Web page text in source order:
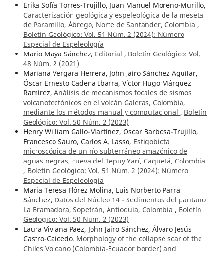
Erika Sofía Torres-Trujillo, Juan Manuel Moreno-Murillo,
Caracterización geológica y espeleológica de la meseta
de Paramillo, Ábrego, Norte de Santander, Colombia ,
Boletín Geológico: Vol. 51 Núm. 2 (2024): Número
Especial de Espeleología
Mario Maya Sánchez, Editorial , Boletín Geológico: Vol.
48 Núm. 2 (2021)
Mariana Vergara Herrera, John Jairo Sánchez Aguilar,
Óscar Ernesto Cadena Ibarra, Víctor Hugo Márquez
Ramírez, Análisis de mecanismos focales de sismos
volcanotectónicos en el volcán Galeras, Colombia,
mediante los métodos manual y computacional , Boletín
Geológico: Vol. 50 Núm. 2 (2023)
Henry William Gallo-Martínez, Oscar Barbosa-Trujillo,
Francesco Sauro, Carlos A. Lasso, Estigobiota
microscópica de un río subterráneo amazónico de
aguas negras, cueva del Tepuy Yarí, Caquetá, Colombia
, Boletín Geológico: Vol. 51 Núm. 2 (2024): Número
Especial de Espeleología
Maria Teresa Flórez Molina, Luis Norberto Parra
Sánchez, Datos del Núcleo 14 - Sedimentos del pantano
La Bramadora, Sopetrán, Antioquia, Colombia , Boletín
Geológico: Vol. 50 Núm. 2 (2023)
Laura Viviana Paez, John Jairo Sánchez, Álvaro Jesús
Castro-Caicedo, Morphology of the collapse scar of the
Chiles Volcano (Colombia-Ecuador border) and